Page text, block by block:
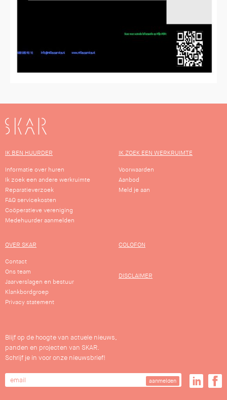
SKAR
IK BEN HUURDER
Informatie over huren
Ik zoek een andere werkruimte
Reparatieverzoek
FAQ servicekosten
Coöperatieve vereniging
Medehuurder aanmelden
IK ZOEK EEN WERKRUIMTE
Voorwaarden
Aanbod
Meld je aan
OVER SKAR
Contact
Ons team
Jaarverslagen en bestuur
Klankbordgroep
Privacy statement
COLOFON
DISCLAIMER
Blijf op de hoogte van actuele nieuws,
panden en projecten van SKAR.
Schrijf je in voor onze nieuwsbrief!